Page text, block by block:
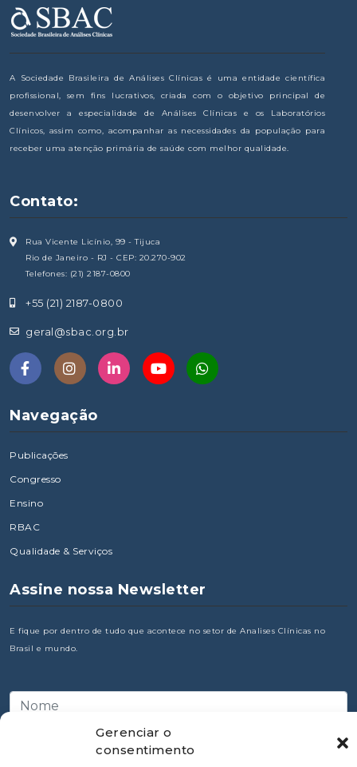
Gerenciar o
consentimento
A Sociedade Brasileira de Análises Clínicas é uma entidade científica
profissional, sem fins lucrativos, criada com o objetivo principal de
desenvolver a especialidade de Análises Clínicas e os Laboratórios
Clínicos, assim como, acompanhar as necessidades da população para
receber uma atenção primária de saúde com melhor qualidade.
Contato:
Rua Vicente Licínio, 99 - Tijuca
Rio de Janeiro - RJ - CEP: 20.270-902
Telefones: (21) 2187-0800
+55 (21) 2187-0800
geral@sbac.org.br
Navegação
Publicações
Congresso
Ensino
RBAC
Qualidade & Serviços
Assine nossa Newsletter
E fique por dentro de tudo que acontece no setor de Analises Clínicas no
Brasil e mundo.